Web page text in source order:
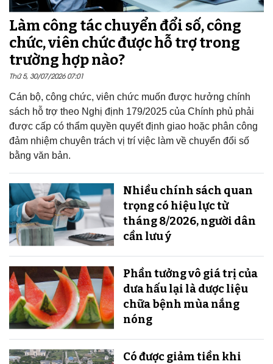
Làm công tác chuyển đổi số, công
chức, viên chức được hỗ trợ trong
trường hợp nào?
Thứ 5, 30/07/2026 07:01
Cán bộ, công chức, viên chức muốn được hưởng chính
sách hỗ trợ theo Nghị định 179/2025 của Chính phủ phải
được cấp có thẩm quyền quyết định giao hoặc phân công
đảm nhiệm chuyên trách vị trí việc làm về chuyển đổi số
bằng văn bản.
Nhiều chính sách quan
trọng có hiệu lực từ
tháng 8/2026, người dân
cần lưu ý
Phần tưởng vô giá trị của
dưa hấu lại là dược liệu
chữa bệnh mùa nắng
nóng
Có được giảm tiền khi